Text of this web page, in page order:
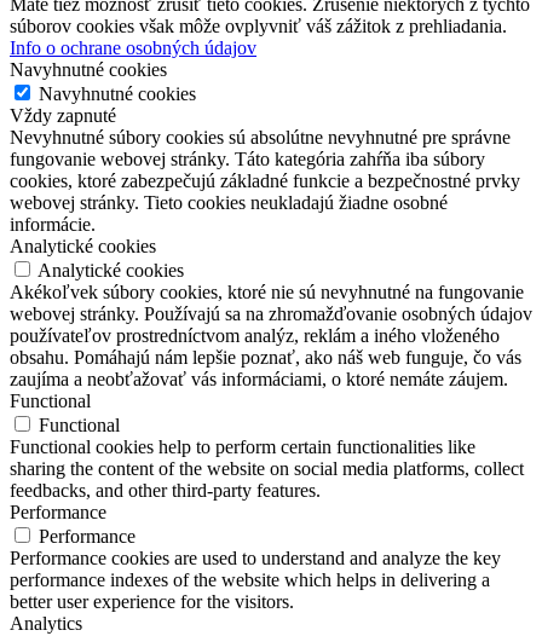
Máte tiež možnosť zrušiť tieto cookies. Zrušenie niektorých z týchto
súborov cookies však môže ovplyvniť váš zážitok z prehliadania.
Info o ochrane osobných údajov
Navyhnutné cookies
Navyhnutné cookies
Vždy zapnuté
Nevyhnutné súbory cookies sú absolútne nevyhnutné pre správne
fungovanie webovej stránky. Táto kategória zahŕňa iba súbory
cookies, ktoré zabezpečujú základné funkcie a bezpečnostné prvky
webovej stránky. Tieto cookies neukladajú žiadne osobné
informácie.
Analytické cookies
Analytické cookies
Akékoľvek súbory cookies, ktoré nie sú nevyhnutné na fungovanie
webovej stránky. Používajú sa na zhromažďovanie osobných údajov
používateľov prostredníctvom analýz, reklám a iného vloženého
obsahu. Pomáhajú nám lepšie poznať, ako náš web funguje, čo vás
zaujíma a neobťažovať vás informáciami, o ktoré nemáte záujem.
Functional
Functional
Functional cookies help to perform certain functionalities like
sharing the content of the website on social media platforms, collect
feedbacks, and other third-party features.
Performance
Performance
Performance cookies are used to understand and analyze the key
performance indexes of the website which helps in delivering a
better user experience for the visitors.
Analytics